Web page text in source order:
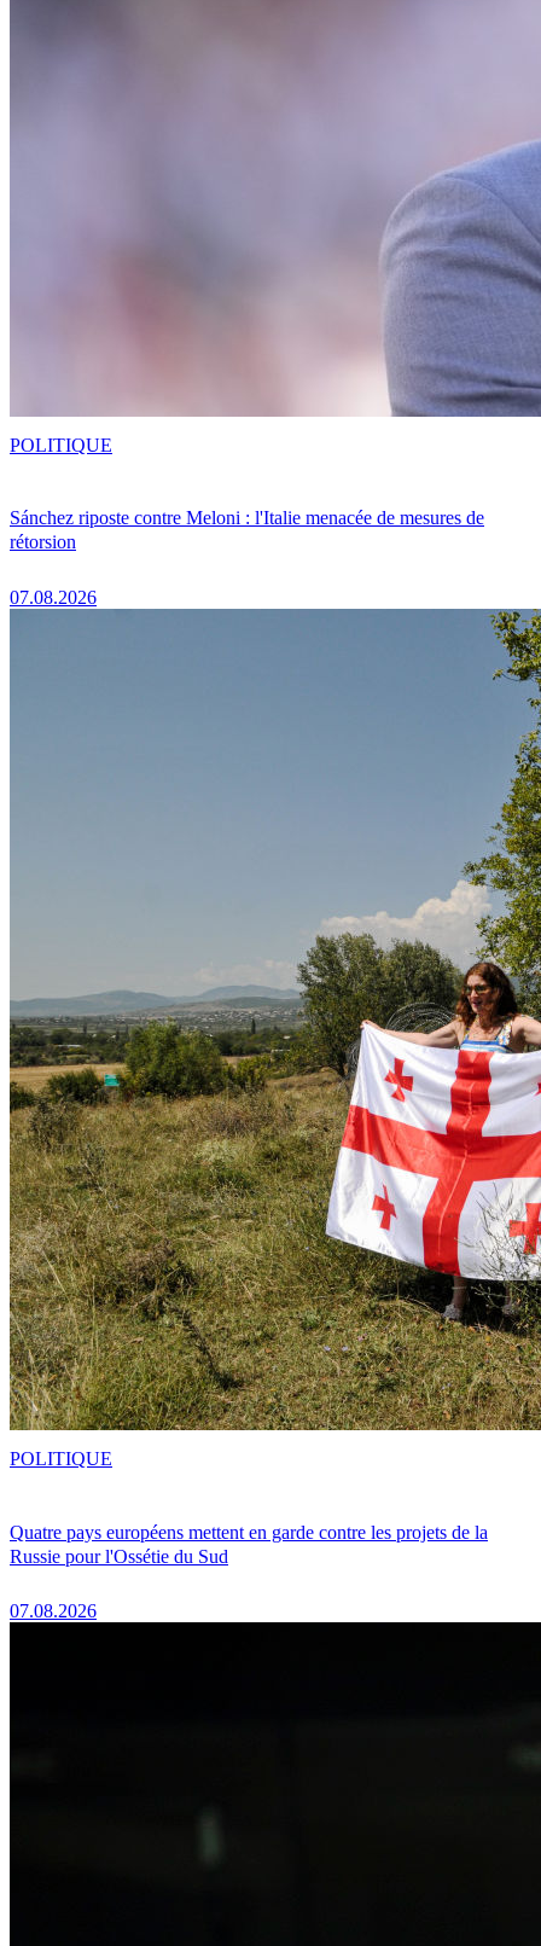
Sánchez riposte contre Meloni : l'Italie menacée de mesures de
rétorsion
07.08.2026
POLITIQUE
Quatre pays européens mettent en garde contre les projets de la
Russie pour l'Ossétie du Sud
07.08.2026
POLITIQUE